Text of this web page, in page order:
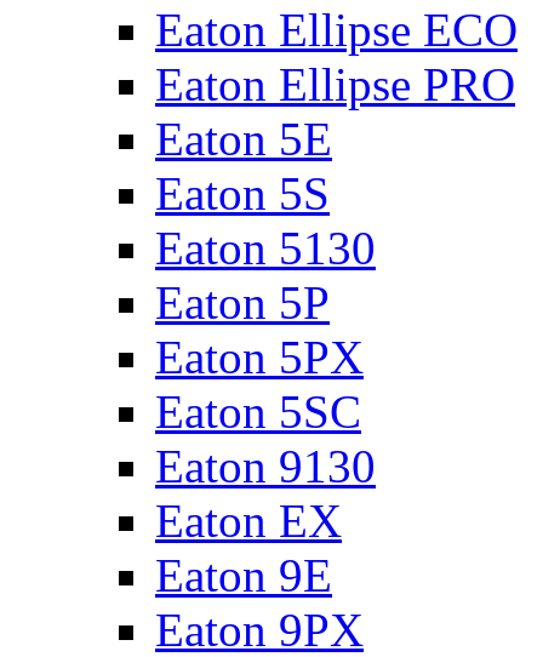
Eaton Ellipse ECO
Eaton Ellipse PRO
Eaton 5E
Eaton 5S
Eaton 5130
Eaton 5P
Eaton 5PX
Eaton 5SC
Eaton 9130
Eaton EX
Eaton 9E
Eaton 9PX